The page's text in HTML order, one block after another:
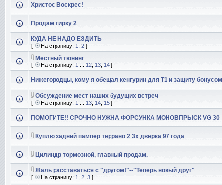
Христос Воскрес!
Продам тирку 2
КУДА НЕ НАДО ЕЗДИТЬ
[ На страницу: 1 2 ]
Местный тюнинг
[ На страницу: 1 12 13 14 ]
Нижегородцы, кому я обещал кенгурин для Т1 и защиту
Обсуждение мест наших будущих встреч
[ На страницу: 1 13 14 15 ]
ПОМОГИТЕ!! СРОЧНО НУЖНА ФОРСУНКА МОНОВПРЫСК VG 30
Куплю задний пампер террано 2 3х дверка 97 года
Цилиндр тормозной, главный продам.
Жаль расставаться с "другом!"--"Теперь новый друг"
[ На страницу: 1 2 3 ]